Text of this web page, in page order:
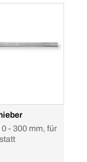
0 - 300 mm, für